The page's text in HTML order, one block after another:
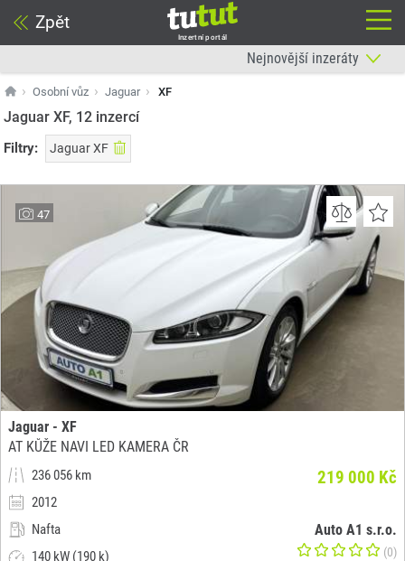
Zpět
Inzertní portál
Osobní vůz Jaguar XF
Jaguar XF, 12 inzercí
Filtry: Jaguar XF
47
Jaguar - XF
AT KŮŽE NAVI LED KAMERA ČR
236 056 km
2012
Nafta
140 kW (190 k)
219 000 Kč
Auto A1 s.r.o.
(0)